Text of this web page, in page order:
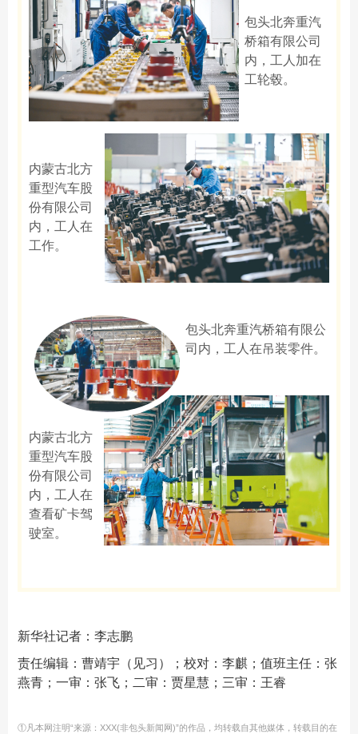
包头北奔重汽
桥箱有限公司
内，工人加在
工轮毂。
内蒙古北方
重型汽车股
份有限公司
内，工人在
工作。
包头北奔重汽桥箱有限公
司内，工人在吊装零件。
内蒙古北方
重型汽车股
份有限公司
内，工人在
查看矿卡驾
驶室。
新华社记者：李志鹏
责任编辑：曹靖宇（见习）；校对：李麒；值班主任：张
燕青；一审：张飞；二审：贾星慧；三审：王睿
①凡本网注明“来源：XXX(非包头新闻网)”的作品，均转载自其他媒体，转载目的在